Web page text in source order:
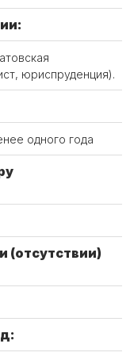
юриспруденция).
одного года
(отсутствии)